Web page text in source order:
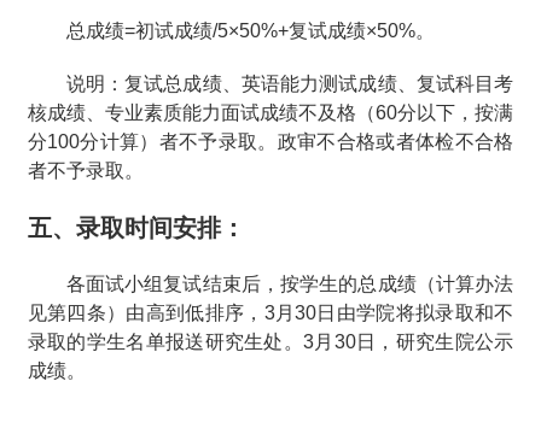
总成绩=初试成绩/5×50%+复试成绩×50%。
说明：复试总成绩、英语能力测试成绩、复试科目考
核成绩、专业素质能力面试成绩不及格（60分以下，按满
分100分计算）者不予录取。政审不合格或者体检不合格
者不予录取。
五、录取时间安排：
各面试小组复试结束后，按学生的总成绩（计算办法
见第四条）由高到低排序， 3月30日由学院将拟录取和不
录取的学生名单报送研究生处。3月 30日，研究生院公示
成绩。